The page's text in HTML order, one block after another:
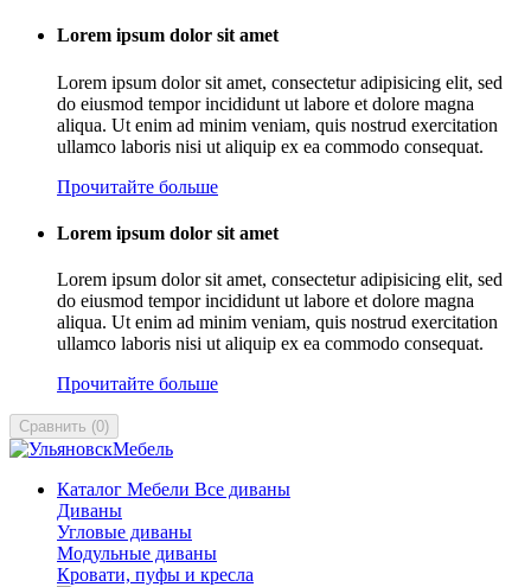
Lorem ipsum dolor sit amet
Lorem ipsum dolor sit amet, consectetur adipisicing elit, sed
do eiusmod tempor incididunt ut labore et dolore magna
aliqua. Ut enim ad minim veniam, quis nostrud exercitation
ullamco laboris nisi ut aliquip ex ea commodo consequat.
Прочитайте больше
Lorem ipsum dolor sit amet
Lorem ipsum dolor sit amet, consectetur adipisicing elit, sed
do eiusmod tempor incididunt ut labore et dolore magna
aliqua. Ut enim ad minim veniam, quis nostrud exercitation
ullamco laboris nisi ut aliquip ex ea commodo consequat.
Прочитайте больше
Сравнить (0)
Каталог Мебели Все диваны
Диваны
Угловые диваны
Модульные диваны
Кровати, пуфы и кресла